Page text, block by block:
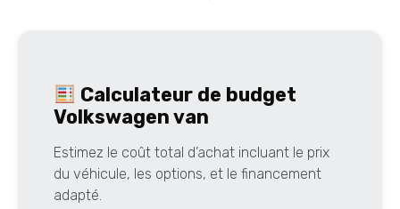
Calculateur de budget
Volkswagen van
Estimez le coût total d’achat incluant le prix
du véhicule, les options, et le financement
adapté.